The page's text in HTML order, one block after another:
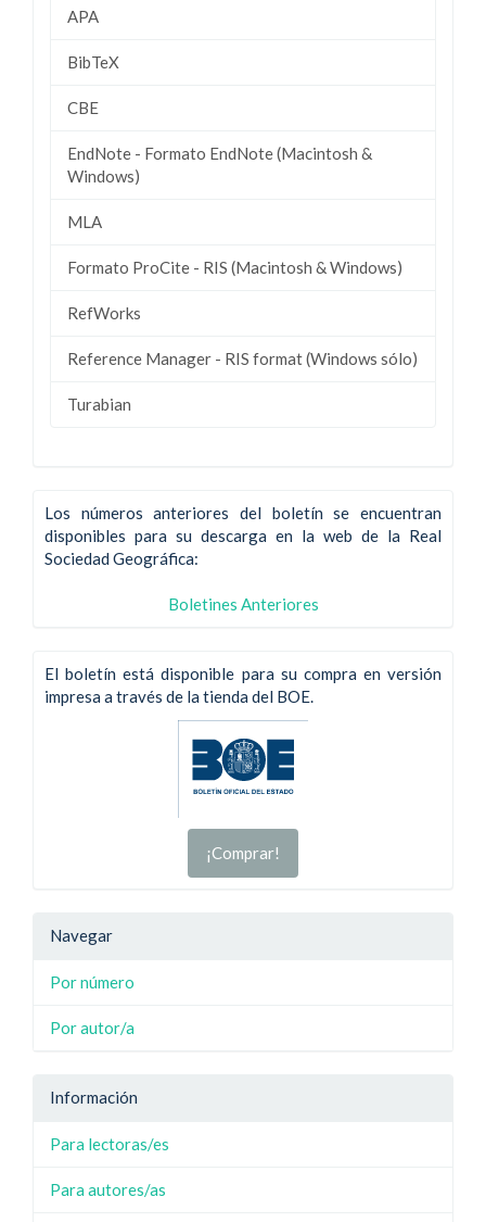
APA
BibTeX
CBE
EndNote - Formato EndNote (Macintosh &
Windows)
MLA
Formato ProCite - RIS (Macintosh & Windows)
RefWorks
Reference Manager - RIS format (Windows sólo)
Turabian
Los números anteriores del boletín se encuentran
disponibles para su descarga en la web de la Real
Sociedad Geográfica:
Boletines Anteriores
El boletín está disponible para su compra en versión
impresa a través de la tienda del BOE.
¡Comprar!
Navegar
Por número
Por autor/a
Información
Para lectoras/es
Para autores/as